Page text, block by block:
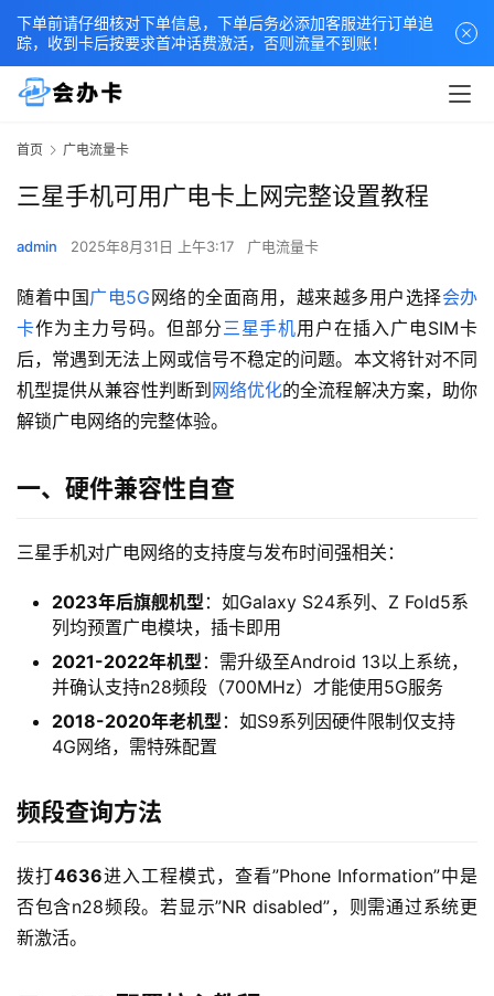
首页 广电流量卡
三星手机可用广电卡上网完整设置教程
admin 2025年8月31日 上午3:17 广电流量卡
随着中国广电5G 网络的全面商用，越来越多用户选择会办
卡作为主力号码。但部分三星手机用户在插入广电SIM卡
后，常遇到无法上网或信号不稳定的问题。本文将针对不同
机型提供从兼容性判断到 网络优化的全流程解决方案，助你
解锁广电网络的完整体验。
一、硬件兼容性自查
三星手机对广电网络的支持度与发布时间强相关：
2023年后旗舰机型：如Galaxy S24系列、Z Fold5系
列均预置广电模块，插卡即用
2021-2022年机型：需升级至Android 13以上系统，
并确认支持n28频段（700MHz）才能使用5G服务
2018-2020年老机型：如S9系列因硬件限制仅支持
4G网络，需特殊配置
频段查询方法
拨打4636进入工程模式，查看”Phone Information”中是
否包含n28频段。若显示”NR disabled”，则需通过系统更
新激活。
下单前请仔细核对下单信息，下单后务必添加客服进行订单追
踪，收到卡后按要求首冲话费激活，否则流量不到账！